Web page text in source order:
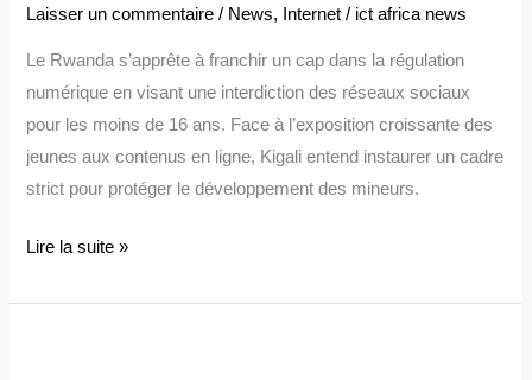
Laisser un commentaire / News, Internet / ict africa news
Le Rwanda s’apprête à franchir un cap dans la régulation
numérique en visant une interdiction des réseaux sociaux
pour les moins de 16 ans. Face à l’exposition croissante des
jeunes aux contenus en ligne, Kigali entend instaurer un cadre
strict pour protéger le développement des mineurs.
sociaux
au
moins
16
ans
Lire la suite »